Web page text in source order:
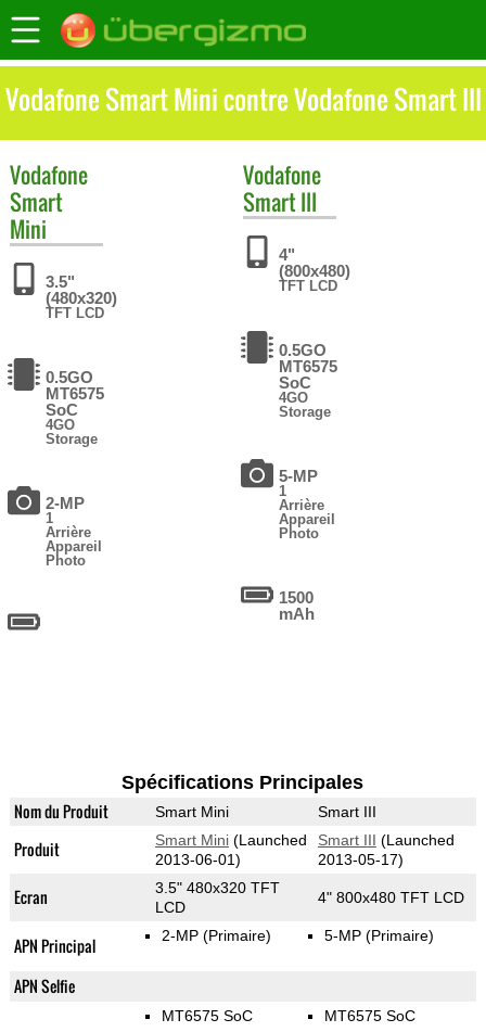
Vodafone Smart Mini contre Vodafone Smart III
Vodafone
Smart
Mini
3.5"
(480x320)
TFT LCD
0.5GO
MT6575
SoC
4GO
Storage
2-MP
1
Arrière
Appareil
Photo
Vodafone
Smart III
4"
(800x480)
TFT LCD
0.5GO
MT6575
SoC
4GO
Storage
5-MP
1
Arrière
Appareil
Photo
1500
mAh
Spécifications Principales
Nom du Produit Smart Mini Smart III
Produit Smart Mini(Launched
2013-06-01)
Smart III (Launched
2013-05-17)
Ecran
3.5" 480x320 TFT
LCD
4" 800x480 TFT LCD
APN Principal 2-MP (Primaire) 5-MP (Primaire)
APN Selfie
MT6575 SoC MT6575 SoC